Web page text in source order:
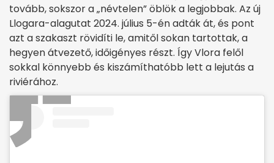
tovább, sokszor a „névtelen” öblök a legjobbak. Az új
Llogara-alagutat 2024. július 5-én adták át, és pont
azt a szakaszt rövidíti le, amitől sokan tartottak, a
hegyen átvezető, időigényes részt. Így Vlora felől
sokkal könnyebb és kiszámíthatóbb lett a lejutás a
riviérához.